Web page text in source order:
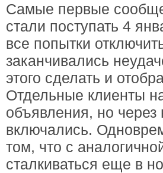
Самые первые
стали поступать 4
все попытки
заканчивались
этого сделать и
Отдельные клиенты
объявления, но
включались.
том, что с
сталкиваться еще в